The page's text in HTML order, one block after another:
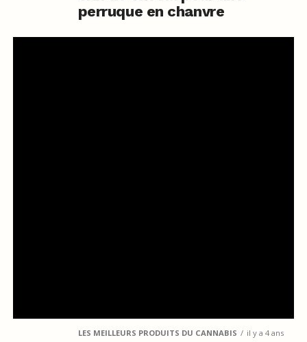
perruque en chanvre
LES MEILLEURS PRODUITS DU CANNABIS il y a 4 ans